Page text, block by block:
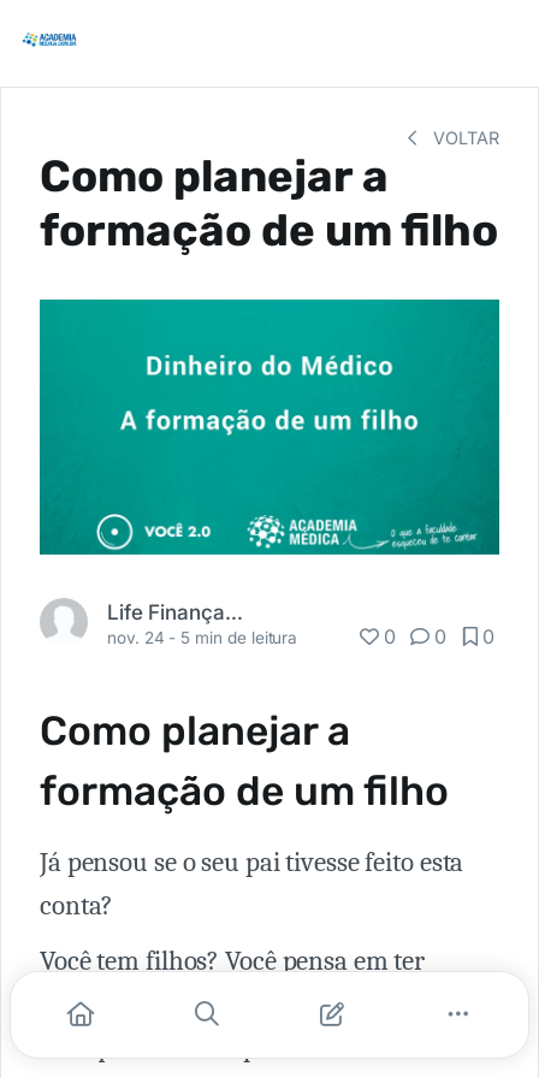
VOLTAR
Como planejar a
formação de um filho
Life Finanças Pessoais
nov. 24 - 5 min de leitura 0 0 0
Como planejar a
formação de um filho
Já pensou se o seu pai tivesse feito esta
conta?
Você tem filhos? Você pensa em ter
filhos? Filhos custam dinheiro, não? Mas